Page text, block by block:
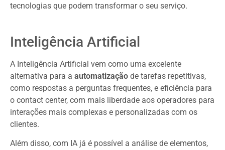
tecnologias que podem transformar o seu serviço.
Inteligência Artificial
A Inteligência Artificial vem como uma excelente
alternativa para a automatização de tarefas repetitivas,
como respostas a perguntas frequentes, e eficiência para
o contact center, com mais liberdade aos operadores para
interações mais complexas e personalizadas com os
clientes.
Além disso, com IA já é possível a análise de elementos,